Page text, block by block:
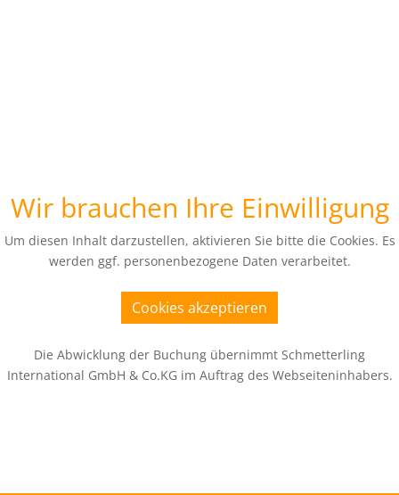
Wir brauchen Ihre Einwilligung
Um diesen Inhalt darzustellen, aktivieren Sie bitte die Cookies. Es
werden ggf. personenbezogene Daten verarbeitet.
Cookies akzeptieren
Die Abwicklung der Buchung übernimmt Schmetterling
International GmbH & Co.KG im Auftrag des Webseiteninhabers.